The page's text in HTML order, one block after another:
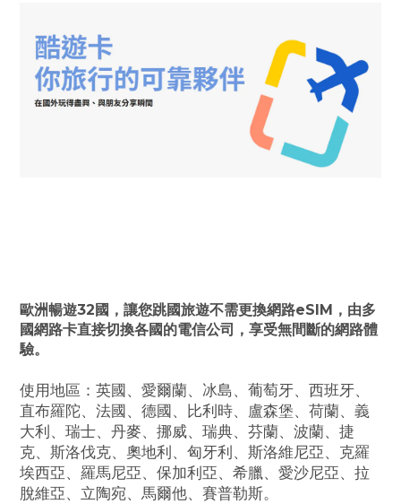
歐洲暢遊32國，讓您跳國旅遊不需更換網路eSIM，由多
國網路卡直接切換各國的電信公司，享受無間斷的網路體
驗。
使用地區：英國、愛爾蘭、冰島、葡萄牙、西班牙、
直布羅陀、法國、德國、比利時、盧森堡、荷蘭、義
大利、瑞士、丹麥、挪威、瑞典、芬蘭、波蘭、捷
克、斯洛伐克、奧地利、匈牙利、斯洛維尼亞、克羅
埃西亞、羅馬尼亞、保加利亞、希臘、愛沙尼亞、拉
脫維亞、立陶宛、馬爾他、賽普勒斯。